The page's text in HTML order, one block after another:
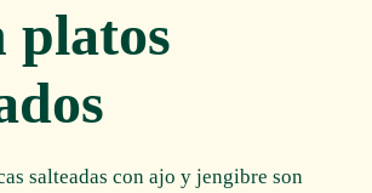
platos
salteadas con ajo y jengibre son